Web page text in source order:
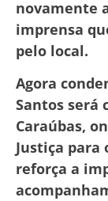
novamente
imprensa
pelo local.
Agora
Santos será
Caraúbas,
Justiça para
reforça a